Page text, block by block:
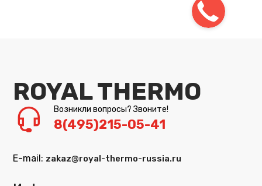
ROYAL THERMO
Возникли вопросы? Звоните!
8(495)215-05-41
E-mail: zakaz@royal-thermo-russia.ru